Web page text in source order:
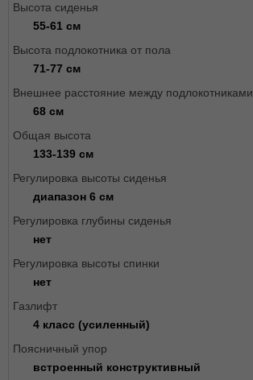
Высота сиденья
55-61 см
Высота подлокотника от пола
71-77 см
Внешнее расстояние между подлокотниками
68 см
Общая высота
133-139 см
Регулировка высоты сиденья
диапазон 6 см
Регулировка глубины сиденья
нет
Регулировка высоты спинки
нет
Газлифт
4 класс (усиленный)
Поясничный упор
встроенный конструктивный